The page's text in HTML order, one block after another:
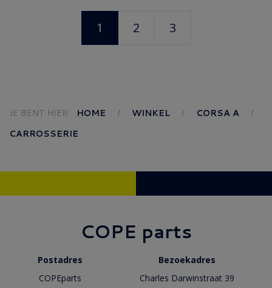
1 2 3
JE BENT HIER: HOME WINKEL
CORSA A
CARROSSERIE
COPE parts
Postadres
Bezoekadres
COPEparts
Charles Darwinstraat 39